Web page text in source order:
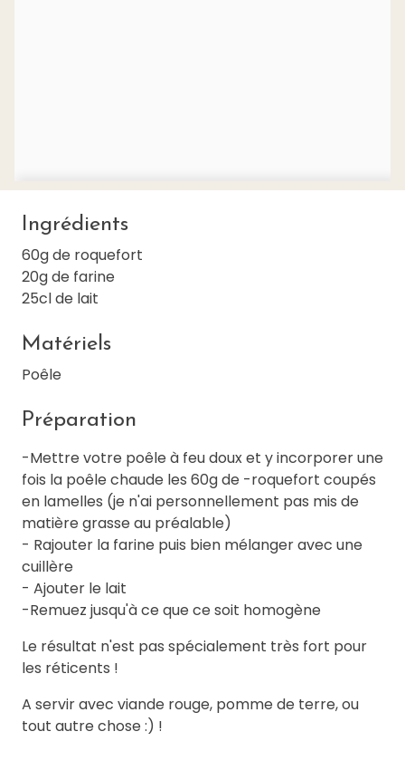
Ingrédients
60g de roquefort
20g de farine
25cl de lait
Matériels
Poêle
Préparation
-Mettre votre poêle à feu doux et y incorporer une
fois la poêle chaude les 60g de -roquefort coupés
en lamelles (je n'ai personnellement pas mis de
matière grasse au préalable)
- Rajouter la farine puis bien mélanger avec une
cuillère
- Ajouter le lait
-Remuez jusqu'à ce que ce soit homogène
Le résultat n'est pas spécialement très fort pour
les réticents !
A servir avec viande rouge, pomme de terre, ou
tout autre chose :) !